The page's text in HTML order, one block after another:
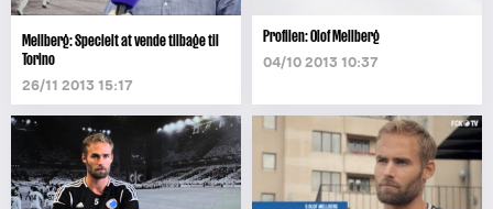
Mellberg: Specielt at vende tilbage til
Torino
26/11 2013 15:17
Profilen: Olof Mellberg
04/10 2013 10:37